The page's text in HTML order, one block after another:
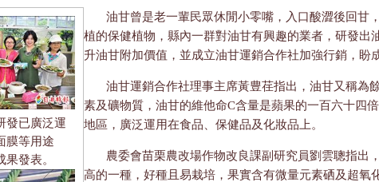
發已廣泛運
膜等用途
發表。
油甘曾是老一輩民眾休閒小零嘴，入口酸澀後回甘
植的保健植物，縣內一群對油甘有興趣的業者，研發
升油甘附加價值，並成立油甘運銷合作社加強行銷，盼
油甘運銷合作社理事主席黃豊荏指出，油甘又稱為
素及礦物質，油甘的維他命C含量是蘋果的一百六十四
地區，廣泛運用在食品、保健品及化妝品上。
農委會苗栗農改場作物改良課副研究員劉雲聰指出
高的一種，好種且易栽培，果實含有微量元素硒及超氧